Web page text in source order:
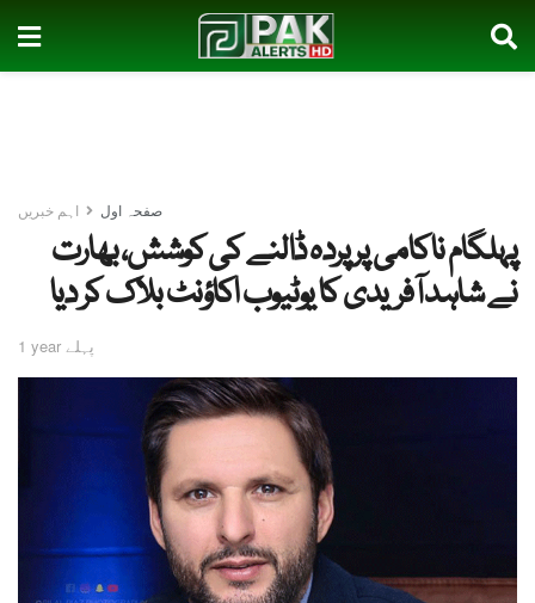
صفحہ اول اہم خبریں
پہلگام ناکامی پر پردہ ڈالنے کی کوشش، بھارت
نے شاہد آفریدی کا یوٹیوب اکاؤنٹ بلاک کر دیا
1 year پہلے